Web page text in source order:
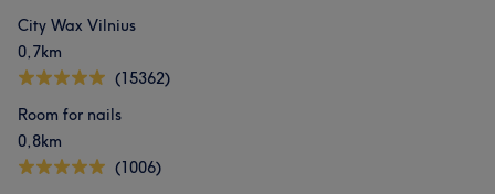
City Wax Vilnius
0,7km
(15362)
Room for nails
0,8km
(1006)